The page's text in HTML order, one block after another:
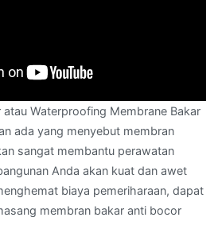
Waterproofing Membrane Bakar
ada yang menyebut membran
sangat membantu perawatan
Anda akan kuat dan awet
biaya pemeriharaan, dapat
membran bakar anti bocor